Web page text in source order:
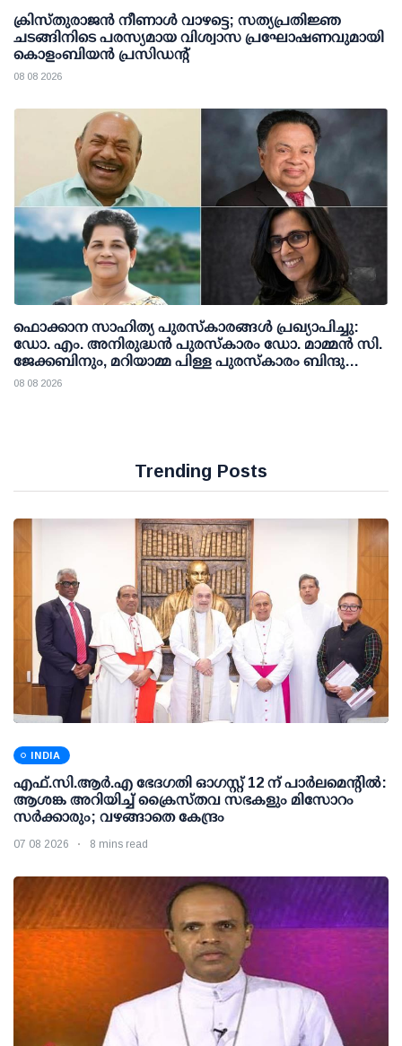
ക്രിസ്തുരാജൻ നീണാൾ വാഴട്ടെ; സത്യപ്രതിജ്ഞ
ചടങ്ങിനിടെ പരസ്യമായ വിശ്വാസ പ്രഘോഷണവുമായി
കൊളംബിയൻ പ്രസിഡന്റ്
08 08 2026
ഫൊക്കാന സാഹിത്യ പുരസ്‌കാരങ്ങള്‍ പ്രഖ്യാപിച്ചു:
ഡോ. എം. അനിരുദ്ധന്‍ പുരസ്‌കാരം ഡോ. മാമ്മന്‍ സി.
ജേക്കബിനും, മറിയാമ്മ പിള്ള പുരസ്‌കാരം ബിന്ദു
കാനയ്ക്കും
08 08 2026
Trending Posts
INDIA
എഫ്.സി.ആര്‍.എ ഭേദഗതി ഓഗസ്റ്റ് 12 ന് പാര്‍ലമെന്റില്‍:
ആശങ്ക അറിയിച്ച് ക്രൈസ്തവ സഭകളും മിസോറം
സര്‍ക്കാരും; വഴങ്ങാതെ കേന്ദ്രം
07 08 2026 8 mins read